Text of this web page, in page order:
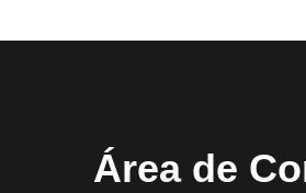
Área de